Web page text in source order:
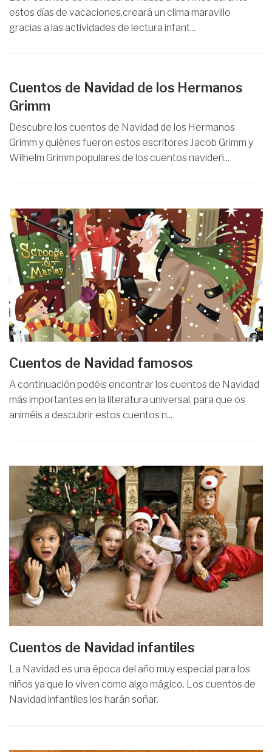
estos días de vacaciones,creará un clima maravillo
gracias a las actividades de lectura infant...
Cuentos de Navidad de los Hermanos
Grimm
Descubre los cuentos de Navidad de los Hermanos
Grimm y quiénes fueron estos escritores Jacob Grimm y
Wilhelm Grimm populares de los cuentos navideñ...
Cuentos de Navidad famosos
A continuación podéis encontrar los cuentos de Navidad
más importantes en la literatura universal, para que os
animéis a descubrir estos cuentos n...
Cuentos de Navidad infantiles
La Navidad es una época del año muy especial para los
niños ya que lo viven como algo mágico. Los cuentos de
Navidad infantiles les harán soñar.